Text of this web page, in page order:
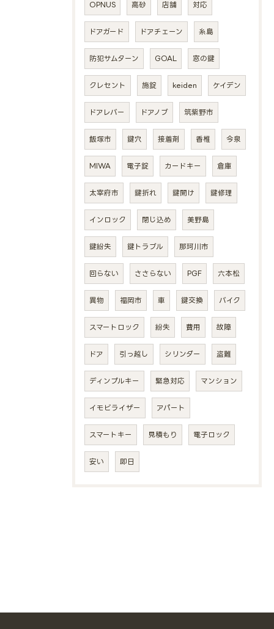
OPNUS 高砂 店舗 対応
ドアガード ドアチェーン 糸島
防犯サムターン GOAL 窓の鍵
クレセント 施錠 keiden ケイデン
ドアレバー ドアノブ 筑紫野市
飯塚市 鍵穴 接着剤 香椎 今泉
MIWA 電子錠 カードキー 倉庫
太宰府市 鍵折れ 鍵開け 鍵修理
インロック 閉じ込め 美野島
鍵紛失 鍵トラブル 那珂川市
回らない ささらない PGF 六本松
異物 福岡市 車 鍵交換 バイク
スマートロック 紛失 費用 故障
ドア 引っ越し シリンダー 盗難
ディンプルキー 緊急対応 マンション
イモビライザー アパート
スマートキー 見積もり 電子ロック
安い 即日